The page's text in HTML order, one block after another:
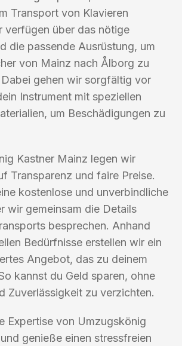
Transport von Klavieren
verfügen über das nötige
die passende Ausrüstung, um
von Mainz nach Ålborg zu
gehen wir sorgfältig vor
Instrument mit speziellen
um Beschädigungen zu
Kastner Mainz legen wir
Transparenz und faire Preise.
kostenlose und unverbindliche
wir gemeinsam die Details
besprechen. Anhand
Bedürfnisse erstellen wir ein
Angebot, das zu deinem
kannst du Geld sparen, ohne
Zuverlässigkeit zu verzichten.
Expertise von Umzugskönig
genieße einen stressfreien